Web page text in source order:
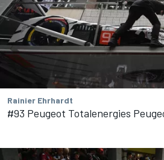
Rainier Ehrhardt
#93 Peugeot Totalenergies